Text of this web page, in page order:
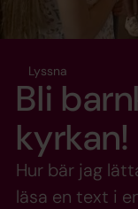
Lyssna
Bli
kyrkan!
Hur bär jag
läsa en text i